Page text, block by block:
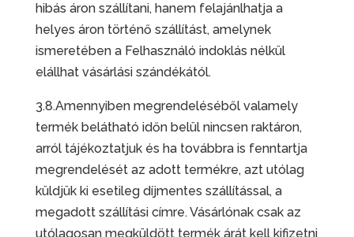
hibás áron szállítani, hanem felajánlhatja a
helyes áron történő szállítást, amelynek
ismeretében a Felhasználó indoklás nélkül
elállhat vásárlási szándékától.
3.8.Amennyiben megrendeléséből valamely
termék belátható időn belül nincsen raktáron,
arról tájékoztatjuk és ha továbbra is fenntartja
megrendelését az adott termékre, azt utólag
küldjük ki esetileg díjmentes szállítással, a
megadott szállítási címre. Vásárlónak csak az
utólagosan megküldött termék árát kell kifizetni